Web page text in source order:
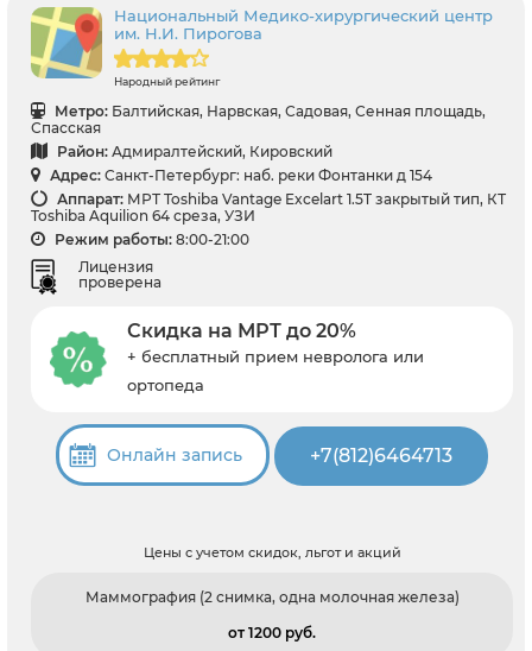
Национальный Медико-хирургический центр
им. Н.И. Пирогова
Народный рейтинг
Метро: Балтийская, Нарвская, Садовая, Сенная площадь,
Спасская
Район: Адмиралтейский, Кировский
Адрес: Санкт-Петербург: наб. реки Фонтанки д 154
Аппарат: МРТ Toshiba Vantage Excelart 1.5T закрытый тип, КТ
Toshiba Aquilion 64 среза, УЗИ
Режим работы: 8:00-21:00
Лицензия
проверена
Скидка на МРТ до 20%
+ бесплатный прием невролога или
ортопеда
Онлайн запись +7(812)6464713
Цены с учетом скидок, льгот и акций
Маммография (2 снимка, одна молочная железа)
от 1200 pуб.